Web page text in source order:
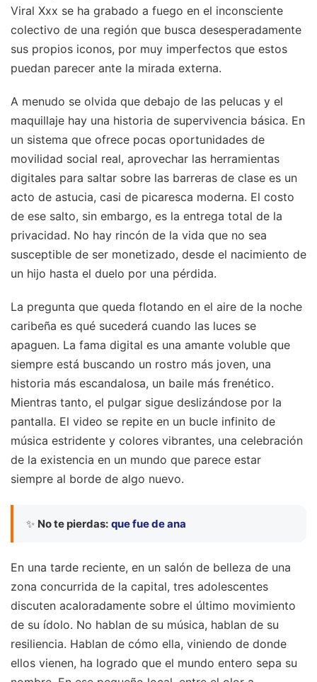
Viral Xxx se ha grabado a fuego en el inconsciente
colectivo de una región que busca desesperadamente
sus propios iconos, por muy imperfectos que estos
puedan parecer ante la mirada externa.
A menudo se olvida que debajo de las pelucas y el
maquillaje hay una historia de supervivencia básica. En
un sistema que ofrece pocas oportunidades de
movilidad social real, aprovechar las herramientas
digitales para saltar sobre las barreras de clase es un
acto de astucia, casi de picaresca moderna. El costo
de ese salto, sin embargo, es la entrega total de la
privacidad. No hay rincón de la vida que no sea
susceptible de ser monetizado, desde el nacimiento de
un hijo hasta el duelo por una pérdida.
La pregunta que queda flotando en el aire de la noche
caribeña es qué sucederá cuando las luces se
apaguen. La fama digital es una amante voluble que
siempre está buscando un rostro más joven, una
historia más escandalosa, un baile más frenético.
Mientras tanto, el pulgar sigue deslizándose por la
pantalla. El video se repite en un bucle infinito de
música estridente y colores vibrantes, una celebración
de la existencia en un mundo que parece estar
siempre al borde de algo nuevo.
✨ No te pierdas: que fue de ana
En una tarde reciente, en un salón de belleza de una
zona concurrida de la capital, tres adolescentes
discuten acaloradamente sobre el último movimiento
de su ídolo. No hablan de su música, hablan de su
resiliencia. Hablan de cómo ella, viniendo de donde
ellos vienen, ha logrado que el mundo entero sepa su